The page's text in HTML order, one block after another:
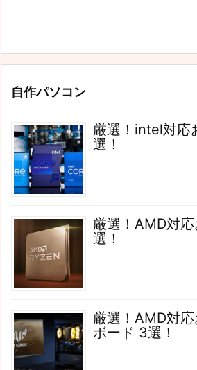
自作パソコン
厳選！intel対応
選！
厳選！AMD対
選！
厳選！AMD対
ボード 3選！